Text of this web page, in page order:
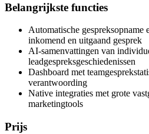
Belangrijkste functies
Automatische gespreksopname
inkomend en uitgaand gesprek
AI-samenvattingen van
lead­gespreksgeschiedenissen
Dashboard met
verantwoording
Native integraties met grote
marketingtools
Prijs